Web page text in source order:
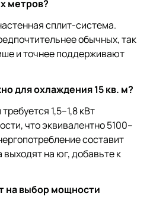
метров?
сплит-система.
обычных, так
и точнее поддерживают
для охлаждения 15 кв. м?
1,5–1,8 кВт
что эквивалентно 5100–
составит
выходят на юг, добавьте к
на выбор мощности